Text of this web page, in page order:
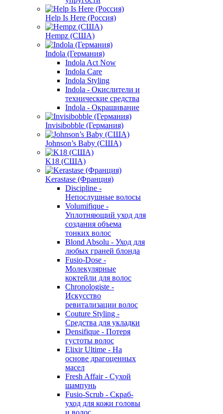
Help Is Here (Россия)
Hempz (США)
Indola (Германия)
Indola Act Now
Indola Care
Indola Styling
Indola - Окислители и
технические средства
Indola - Окрашивание
Invisibobble (Германия)
Johnson’s Baby (США)
K18 (США)
Kerastase (Франция)
Discipline -
Непослушные волосы
Volumifique -
Уплотняющий уход для
создания объема
тонких волос
Blond Absolu - Уход для
любых граней блонда
Fusio-Dose -
Молекулярные
коктейли для волос
Chronologiste -
Искусство
ревитализации волос
Couture Styling -
Средства для укладки
Densifique - Потеря
густоты волос
Elixir Ultime - На
основе драгоценных
масел
Fresh Affair - Сухой
шампунь
Fusio-Scrub - Скраб-
уход для кожи головы
и волос